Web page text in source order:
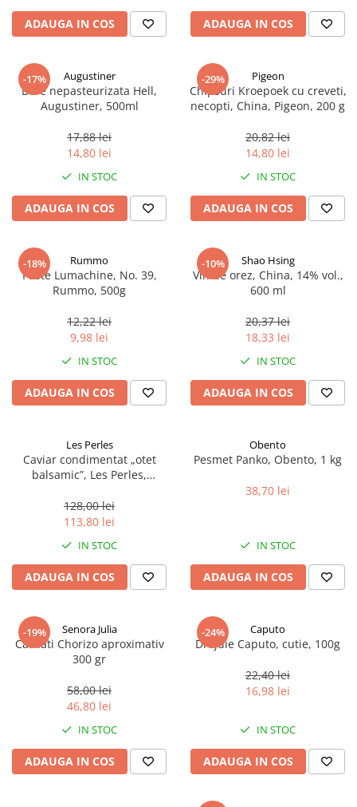
ADAUGA IN COS ADAUGA IN COS
-17% Augustiner
Bere nepasteurizata Hell,
Augustiner, 500ml
17,88 lei
14,80 lei
IN STOC
ADAUGA IN COS
-29% Pigeon
Chipsuri Kroepoek cu creveti,
necopti, China, Pigeon, 200 g
20,82 lei
14,80 lei
IN STOC
ADAUGA IN COS
-18% Rummo
Paste Lumachine, No. 39,
Rummo, 500g
12,22 lei
9,98 lei
IN STOC
ADAUGA IN COS
-10% Shao Hsing
Vin de orez, China, 14% vol.,
600 ml
20,37 lei
18,33 lei
IN STOC
ADAUGA IN COS
Les Perles
Caviar condimentat „otet
balsamic”, Les Perles,
sferice, 200 g
128,00 lei
113,80 lei
IN STOC
ADAUGA IN COS
Obento
Pesmet Panko, Obento, 1 kg
38,70 lei
IN STOC
ADAUGA IN COS
-19% Senora Julia
Carnati Chorizo aproximativ
300 gr
58,00 lei
46,80 lei
IN STOC
ADAUGA IN COS
-24% Caputo
Drojdie Caputo, cutie, 100g
22,40 lei
16,98 lei
IN STOC
ADAUGA IN COS